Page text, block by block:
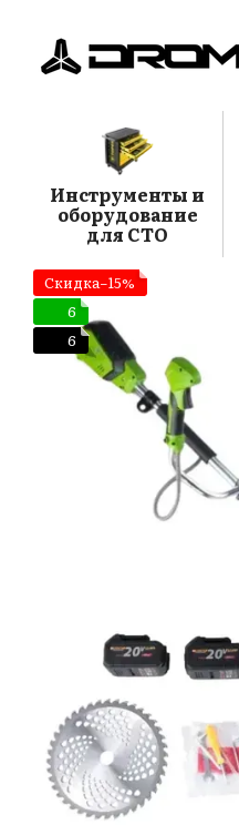
Инструменты и
оборудование
для СТО
Скидка−15%
6
6